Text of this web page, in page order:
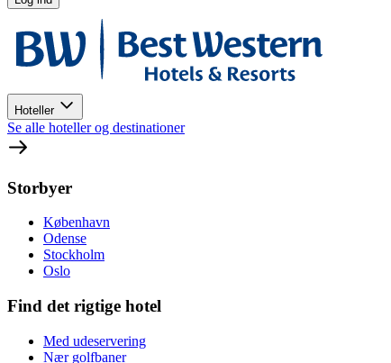
Hoteller
Se alle hoteller og destinationer
Storbyer
København
Odense
Stockholm
Oslo
Find det rigtige hotel
Med udeservering
Nær golfbaner